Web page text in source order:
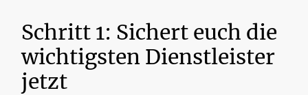
Schritt 1: Sichert euch die
wichtigsten Dienstleister
jetzt